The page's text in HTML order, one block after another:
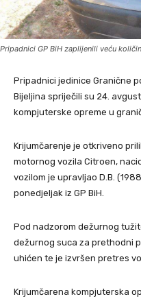
Pripadnici GP BiH zaplijenili veću
Pripadnici jedinice Granične
Bijeljina spriječili su 24.
kompjuterske opreme u
Krijumčarenje je otkriveno
motornog vozila Citroen,
vozilom je upravljao D.B.
ponedjeljak iz GP BiH.
Pod nadzorom dežurnog
dežurnog suca za prethodni
uhićen te je izvršen pretres
Krijumčarena kompjuterska